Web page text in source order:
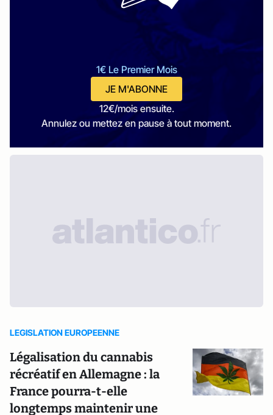
1€ Le Premier Mois
JE M'ABONNE
12€/mois ensuite.
Annulez ou mettez en pause à tout moment.
LEGISLATION EUROPEENNE
Légalisation du cannabis
récréatif en Allemagne : la
France pourra-t-elle
longtemps maintenir une